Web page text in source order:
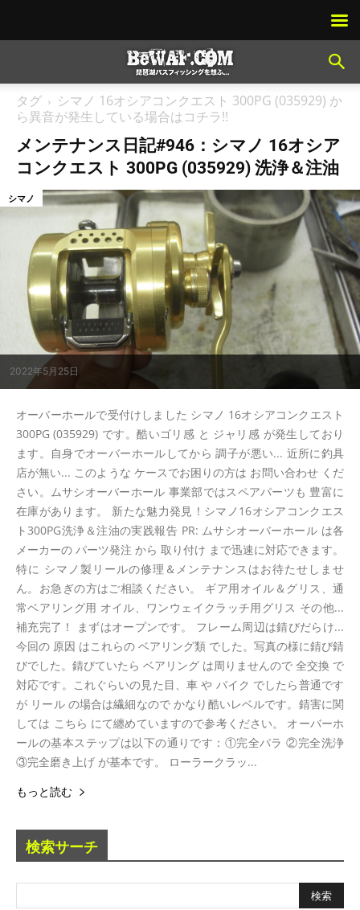
タグ
シマノ 16オシアコンクエスト 300PG (035929) か
ら異音が発生している場合はコチラ!!
メンテナンス日記#946：シマノ 16オシア
コンクエスト 300PG (035929) 洗浄＆注油
2022年5月25日
シマノ
オーバーホールで受付けしました シマノ 16オシアコンクエスト
300PG (035929) です。酷いゴリ感 と ジャリ感 が発生しており
ます。自身でオーバーホールしてから 調子が悪い... 近所に釣具
店が無い... このような ケースでお困りの方は お問い合わせ くだ
さい。ムサシオーバーホール 事業部ではスペアパーツも 豊富に
在庫があります。 新たな魅力発見！シマノ16オシアコンクエス
ト300PG洗浄＆注油の実践報告 PR: ムサシオーバーホール は各
メーカーの パーツ発注 から 取り付け まで迅速に対応できます。
特に シマノ製リールの修理＆メンテナンスはお待たせしませ
ん。お急ぎの方はご相談ください。 ギア用オイル＆グリス、通
常ベアリング用 オイル、ワンウェイクラッチ用グリス その他...
補充完了！ まずはオープンです。 フレーム周辺は錆びだらけ...
今回の 原因 はこれらの ベアリング類 でした。写真の様に錆び錆
びでした。錆びていたら ベアリング は周りませんので 全交換 で
対応です。これぐらいの見た目、車 や バイク でしたら普通です
が リール の場合は繊細なので かなり酷いレベルです。錆害に関
しては こちら にて纏めていますので参考ください。 オーバーホ
ールの基本ステップは以下の通りです：①完全バラ ②完全洗浄
③完全磨き上げ が基本です。 ローラークラッ...
もっと読む
検索サーチ